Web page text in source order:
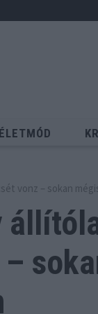
ÉLETMÓD
vonz – sokan